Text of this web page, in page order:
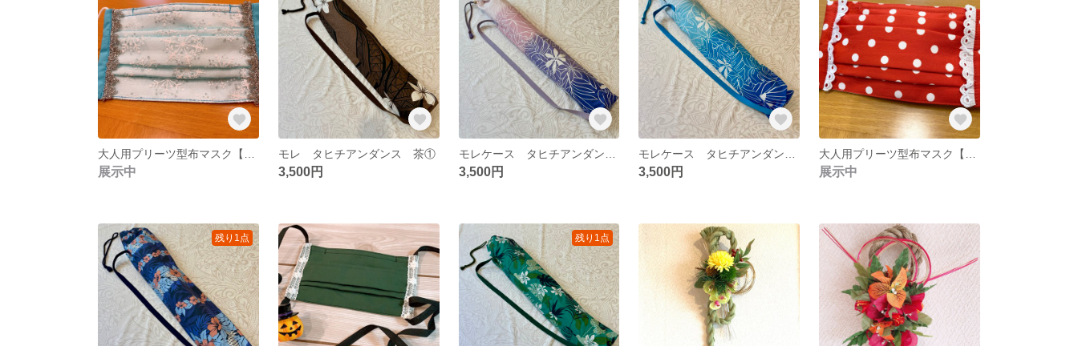
展示中
モレ タヒチアンダンス 茶①
3,500円 3,500円 3,500円 展示中
残り1点 残り1点